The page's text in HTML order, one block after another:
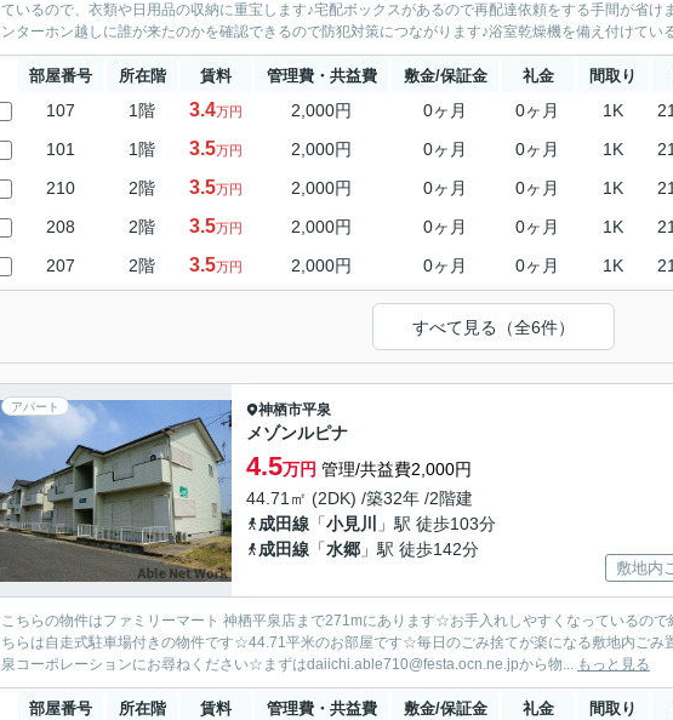
ているので、衣類や日用品の収納に重宝します♪宅配ボックスがあるので再配達依頼をする手間が省け
ンターホン越しに誰が来たのかを確認できるので防犯対策につながります♪浴室乾燥機を備え付けてい
部屋番号 所在階 賃料 管理費・共益費 敷金/保証金 礼金 間取り
107 1階 3.4万円 2,000円 0ヶ月 0ヶ月 1K
101 1階 3.5万円 2,000円 0ヶ月 0ヶ月 1K
210 2階 3.5万円 2,000円 0ヶ月 0ヶ月 1K
208 2階 3.5万円 2,000円 0ヶ月 0ヶ月 1K
207 2階 3.5万円 2,000円 0ヶ月 0ヶ月 1K
すべて見る（全6件）
アパート 神栖市平泉
メゾンルピナ
4.5万円 管理/共益費2,000円
44.71㎡ (2DK) /築32年 /2階建
成田線 「小見川
」駅 徒歩103分
成田線 「水郷 」駅 徒歩142分
敷地内
こちらの物件はファミリーマート 神栖平泉店まで271mにあります☆お手入れしやすくなっているの
ちらは自走式駐車場付きの物件です☆44.71平米のお部屋です☆毎日のごみ捨てが楽になる敷地内ご
泉コーポレーションにお尋ねください☆まずはdaiichi.able710@festa.ocn.ne.jpから物... もっと見る
部屋番号 所在階 賃料 管理費・共益費 敷金/保証金 礼金 間取り